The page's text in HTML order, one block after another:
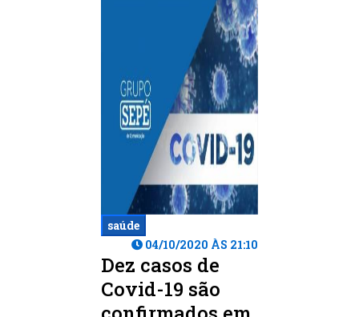
saúde
04/10/2020 ÀS 21:10
Dez casos de
Covid-19 são